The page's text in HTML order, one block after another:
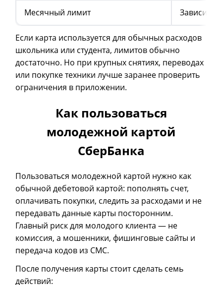
Месячный лимит Зависит
Если карта используется для обычных расходов
школьника или студента, лимитов обычно
достаточно. Но при крупных снятиях, переводах
или покупке техники лучше заранее проверить
ограничения в приложении.
Как пользоваться
молодежной картой
СберБанка
Пользоваться молодежной картой нужно как
обычной дебетовой картой: пополнять счет,
оплачивать покупки, следить за расходами и не
передавать данные карты посторонним.
Главный риск для молодого клиента — не
комиссия, а мошенники, фишинговые сайты и
передача кодов из СМС.
После получения карты стоит сделать семь
действий: